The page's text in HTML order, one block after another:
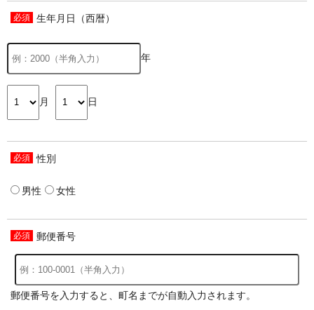
生年月日（西暦）
年
月 日
性別
男性 女性
郵便番号
郵便番号を入力すると、町名までが自動入力されます。